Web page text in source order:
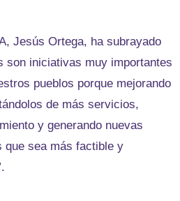
Jesús Ortega, ha subrayado
son iniciativas muy importantes
pueblos porque mejorando
de más servicios,
y generando nuevas
que sea más factible y